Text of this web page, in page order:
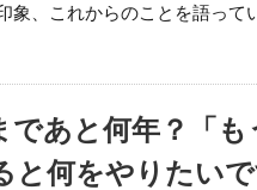
象、これからのことを語って
であと何年？「も
と何をやりたいで